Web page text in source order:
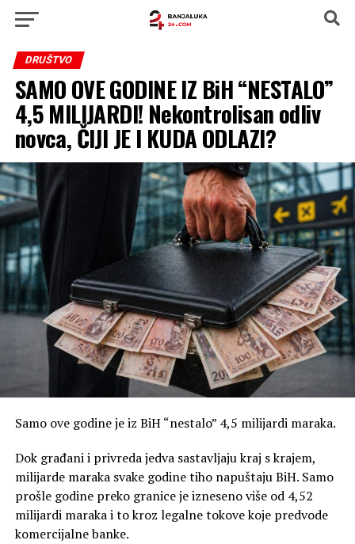
DRUŠTVO
SAMO OVE GODINE IZ BiH “NESTALO”
4,5 MILIJARDI! Nekontrolisan odliv
novca, ČIJI JE I KUDA ODLAZI?
Samo ove godine je iz BiH “nestalo” 4,5 milijardi maraka.
Dok građani i privreda jedva sastavljaju kraj s krajem,
milijarde maraka svake godine tiho napuštaju BiH. Samo
prošle godine preko granice je izneseno više od 4,52
milijardi maraka i to kroz legalne tokove koje predvode
komercijalne banke.